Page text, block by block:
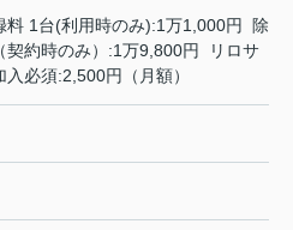
料 1台(利用時のみ):1万1,000円 除
契約時のみ）:1万9,800円 リロサ
入必須:2,500円（月額）